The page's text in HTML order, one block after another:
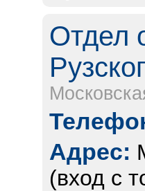
Отдел
Адрес:
(вход с